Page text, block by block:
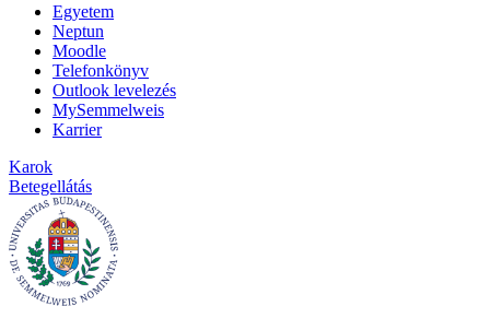
Egyetem
Neptun
Moodle
Telefonkönyv
Outlook levelezés
MySemmelweis
Karrier
Karok
Betegellátás